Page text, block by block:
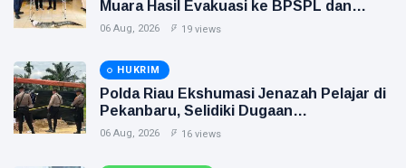
Muara Hasil Evakuasi ke BPSPL dan
Taman Safari Lagoi
06 Aug, 2026 19 views
HUKRIM
Polda Riau Ekshumasi Jenazah Pelajar di
Pekanbaru, Selidiki Dugaan
Penganiayaan
06 Aug, 2026 16 views